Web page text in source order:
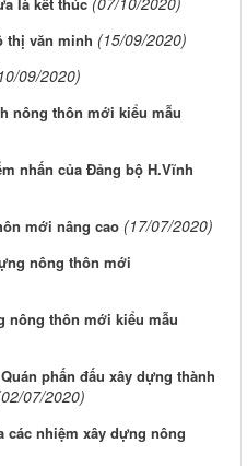
thị văn minh (15/09/2020)
09/2020)
nông thôn mới kiểu mẫu
nhấn của Đảng bộ H.Vĩnh
mới nâng cao (17/07/2020)
nông thôn mới
nông thôn mới kiểu mẫu
phấn đấu xây dựng thành
07/2020)
các nhiệm xây dựng nông